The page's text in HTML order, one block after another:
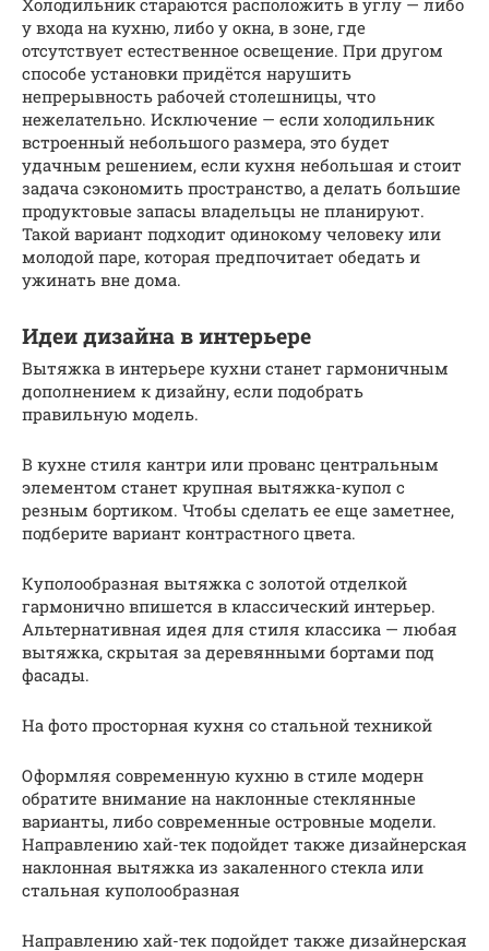
Холодильник стараются расположить в углу — либо
у входа на кухню, либо у окна, в зоне, где
отсутствует естественное освещение. При другом
способе установки придётся нарушить
непрерывность рабочей столешницы, что
нежелательно. Исключение — если холодильник
встроенный небольшого размера, это будет
удачным решением, если кухня небольшая и стоит
задача сэкономить пространство, а делать большие
продуктовые запасы владельцы не планируют.
Такой вариант подходит одинокому человеку или
молодой паре, которая предпочитает обедать и
ужинать вне дома.
Идеи дизайна в интерьере
Вытяжка в интерьере кухни станет гармоничным
дополнением к дизайну, если подобрать
правильную модель.
В кухне стиля кантри или прованс центральным
элементом станет крупная вытяжка-купол с
резным бортиком. Чтобы сделать ее еще заметнее,
подберите вариант контрастного цвета.
Куполообразная вытяжка с золотой отделкой
гармонично впишется в классический интерьер.
Альтернативная идея для стиля классика — любая
вытяжка, скрытая за деревянными бортами под
фасады.
На фото просторная кухня со стальной техникой
Оформляя современную кухню в стиле модерн
обратите внимание на наклонные стеклянные
варианты, либо современные островные модели.
Направлению хай-тек подойдет также дизайнерская
наклонная вытяжка из закаленного стекла или
стальная куполообразная
Направлению хай-тек подойдет также дизайнерская